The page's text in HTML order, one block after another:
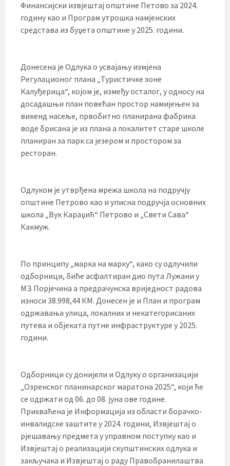
Финансијски извјештај општине Петово за 2024.
годину као и Програм утрошка намјенских
средстава из буџета општине у 2025. години.
Донесена је Одлука о усвајању измјена
Регулационог плана „Туристичке зоне
Калуђерица“, којом је, између осталог, у односу на
досадашњи план повећан простор намијењен за
викенд насеље, првобитно планирана фабрика
воде брисана је из плана а локалитет старе школе
планиран за парк са језером и простором за
ресторан.
Одлуком је утврђена мрежа школа на подручју
општине Петрово као и уписна подручја основних
школа „Вук Караџић“ Петрово и „Свети Сава“
Какмуж.
По принципу „марка на марку“, како су одлучили
одборници, биће асфалтиран дио пута Лужани у
МЗ Порјечина а предрачунска вриједност радова
износи 38.998,44 КМ. Донесен је и План и програм
одржавања улица, локалних и некатегорисаних
путева и објеката путне инфраструктуре у 2025.
години.
Одборници су донијели и Одлуку о организацији
„Озренског планинарског маратона 2025“, који ће
се одржати од 06. до 08. јуна ове године.
Прихваћена је Информација из области борачко-
инвалидске заштите у 2024. години, Извјештај о
рјешавању предмета у управном поступку као и
Извјештај о реализацији скупштинских одлука и
закључака и Извјештај о раду Правобранилаштва